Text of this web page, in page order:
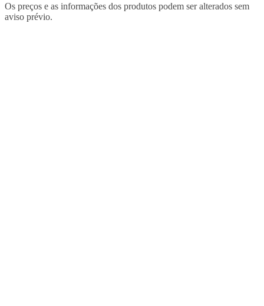
Os preços e as informações dos produtos podem ser alterados sem
aviso prévio.